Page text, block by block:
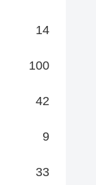
14
100
42
9
33